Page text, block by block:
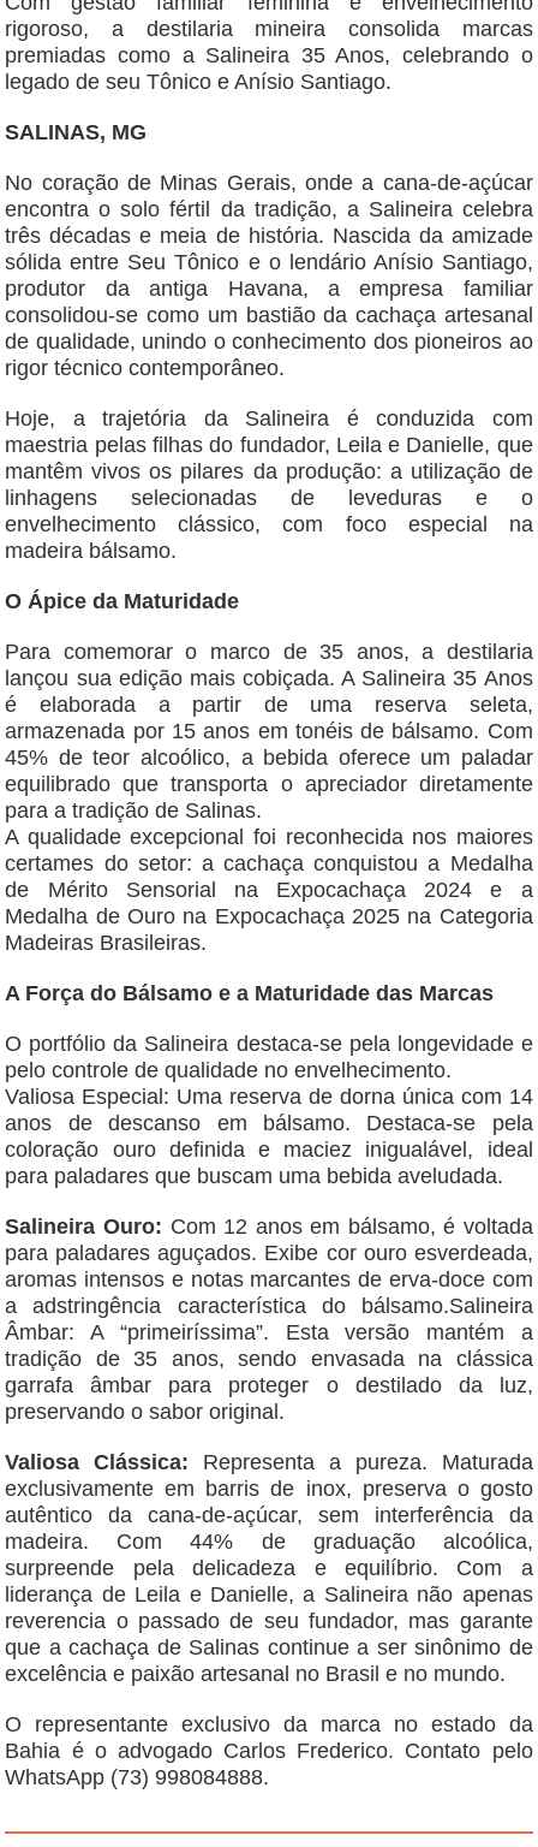
rigoroso, a destilaria mineira consolida marcas
premiadas como a Salineira 35 Anos, celebrando o
legado de seu Tônico e Anísio Santiago.
SALINAS, MG
No coração de Minas Gerais, onde a cana-de-açúcar
encontra o solo fértil da tradição, a Salineira celebra
três décadas e meia de história. Nascida da amizade
sólida entre Seu Tônico e o lendário Anísio Santiago,
produtor da antiga Havana, a empresa familiar
consolidou-se como um bastião da cachaça artesanal
de qualidade, unindo o conhecimento dos pioneiros ao
rigor técnico contemporâneo.
Hoje, a trajetória da Salineira é conduzida com
maestria pelas filhas do fundador, Leila e Danielle, que
mantêm vivos os pilares da produção: a utilização de
linhagens selecionadas de leveduras e o
envelhecimento clássico, com foco especial na
madeira bálsamo.
O Ápice da Maturidade
Para comemorar o marco de 35 anos, a destilaria
lançou sua edição mais cobiçada. A Salineira 35 Anos
é elaborada a partir de uma reserva seleta,
armazenada por 15 anos em tonéis de bálsamo. Com
45% de teor alcoólico, a bebida oferece um paladar
equilibrado que transporta o apreciador diretamente
para a tradição de Salinas.
A qualidade excepcional foi reconhecida nos maiores
certames do setor: a cachaça conquistou a Medalha
de Mérito Sensorial na Expocachaça 2024 e a
Medalha de Ouro na Expocachaça 2025 na Categoria
Madeiras Brasileiras.
A Força do Bálsamo e a Maturidade das Marcas
O portfólio da Salineira destaca-se pela longevidade e
pelo controle de qualidade no envelhecimento.
Valiosa Especial: Uma reserva de dorna única com 14
anos de descanso em bálsamo. Destaca-se pela
coloração ouro definida e maciez inigualável, ideal
para paladares que buscam uma bebida aveludada.
Salineira Ouro: Com 12 anos em bálsamo, é voltada
para paladares aguçados. Exibe cor ouro esverdeada,
aromas intensos e notas marcantes de erva-doce com
a adstringência característica do bálsamo.Salineira
Âmbar: A “primeiríssima”. Esta versão mantém a
tradição de 35 anos, sendo envasada na clássica
garrafa âmbar para proteger o destilado da luz,
preservando o sabor original.
Valiosa Clássica: Representa a pureza. Maturada
exclusivamente em barris de inox, preserva o gosto
autêntico da cana-de-açúcar, sem interferência da
madeira. Com 44% de graduação alcoólica,
surpreende pela delicadeza e equilíbrio. Com a
liderança de Leila e Danielle, a Salineira não apenas
reverencia o passado de seu fundador, mas garante
que a cachaça de Salinas continue a ser sinônimo de
excelência e paixão artesanal no Brasil e no mundo.
O representante exclusivo da marca no estado da
Bahia é o advogado Carlos Frederico. Contato pelo
WhatsApp (73) 998084888.